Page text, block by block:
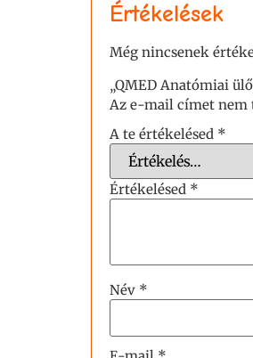
Értékelések
Még nincsenek
„QMED Anatómiai
Az e-mail címet nem
A te értékelésed *
Értékelésed *
Név *